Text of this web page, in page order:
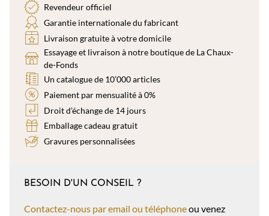
Revendeur officiel
Garantie internationale du fabricant
Livraison gratuite à votre domicile
Essayage et livraison à notre boutique de La Chaux-
de-Fonds
Un catalogue de 10’000 articles
Paiement par mensualité à 0%
Droit d’échange de 14 jours
Emballage cadeau gratuit
Gravures personnalisées
BESOIN D'UN CONSEIL ?
Contactez-nous par email ou téléphoneou venez